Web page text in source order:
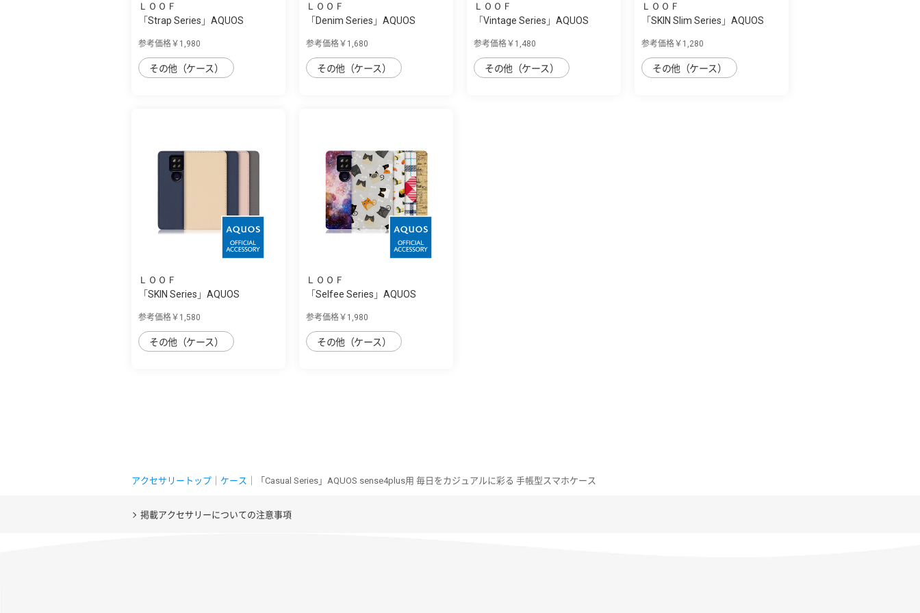
ＬＯＯＦ
「Strap Series」AQUOS
参考価格￥1,980
その他（ケース）
ＬＯＯＦ
「Denim Series」AQUOS
参考価格￥1,680
その他（ケース）
ＬＯＯＦ
「Vintage Series」AQUOS
参考価格￥1,480
その他（ケース）
ＬＯＯＦ
「SKIN Slim Series」AQUOS
参考価格￥1,280
その他（ケース）
ＬＯＯＦ
「SKIN Series」AQUOS
参考価格￥1,580
その他（ケース）
ＬＯＯＦ
「Selfee Series」AQUOS
参考価格￥1,980
その他（ケース）
アクセサリートップ ケース ｜「Casual Series」AQUOS sense4plus用 毎日をカジュアルに彩る 手帳型スマホケース
掲載アクセサリーについての注意事項